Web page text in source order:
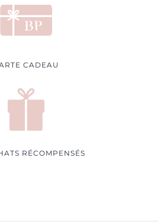
CADEAU
RÉCOMPENSÉS